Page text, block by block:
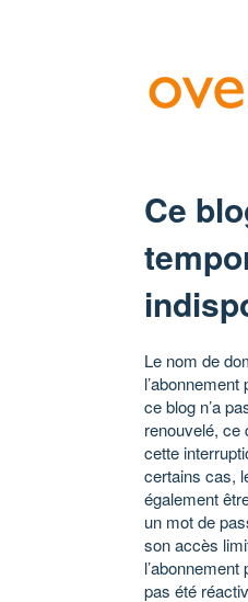
Ce
Le nom de
ce blog n’a
renouvelé, ce
cette
certains cas,
également
un mot de
son accès
l’abonnement
pas été